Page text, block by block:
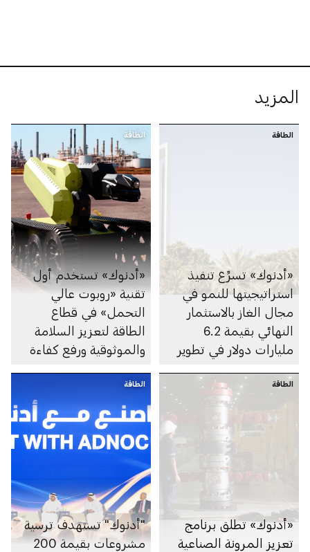
المزيد
الطاقة
«أدنوك» تسرِّع تنفيذ
استراتيجيتها للنمو في
مجال الغاز بالاستثمار
النهائي بقيمة 6.2
مليارات دولار في تطوير
الشيف في أبوظبي
الطاقة
«أدنوك» تستخدم أول
تقنية «روبوت عالي
التحمل» في قطاع
الطاقة لتعزيز السلامة
والموثوقية ورفع كفاءة
الطاقة
«أدنوك» تطلق برنامج
تعزيز المرونة الصناعية
الطاقة
"أدنوك" تستهدف ترسية
مشروعات بقيمة 200